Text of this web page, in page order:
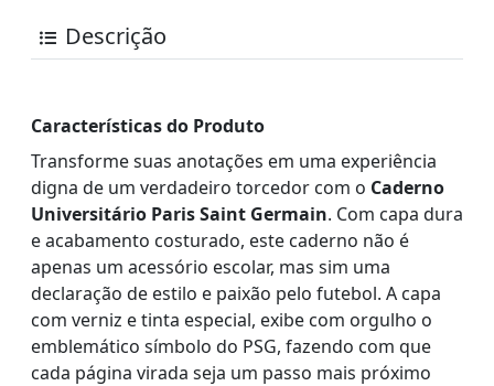
Descrição
Características do Produto
Transforme suas anotações em uma experiência
digna de um verdadeiro torcedor com o Caderno
Universitário Paris Saint Germain. Com capa dura
e acabamento costurado, este caderno não é
apenas um acessório escolar, mas sim uma
declaração de estilo e paixão pelo futebol. A capa
com verniz e tinta especial, exibe com orgulho o
emblemático símbolo do PSG, fazendo com que
cada página virada seja um passo mais próximo